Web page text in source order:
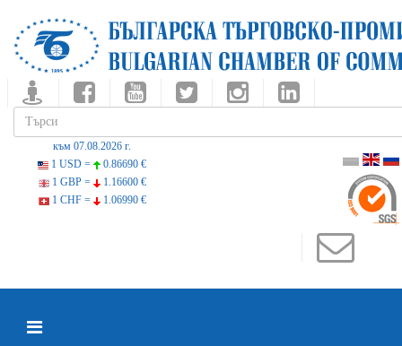
към 07.08.2026 г.
1 USD =
0.86690 €
1 GBP =
1.16600 €
1 CHF =
1.06990 €